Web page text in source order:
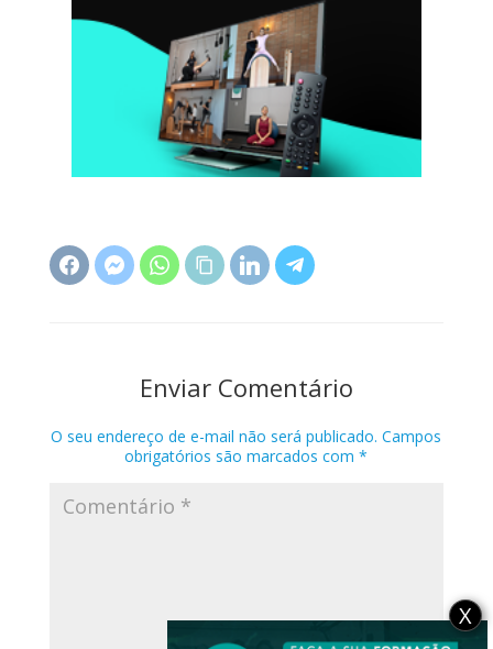
Enviar Comentário
O seu endereço de e-mail não será publicado. Campos
obrigatórios são marcados com*
X